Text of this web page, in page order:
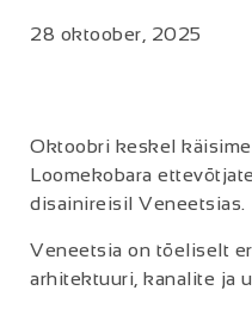
28 oktoober, 2025
Oktoobri keskel
Loomekobara
disainireisil Veneetsias.
Veneetsia on tõeliselt
arhitektuuri, kanalite ja